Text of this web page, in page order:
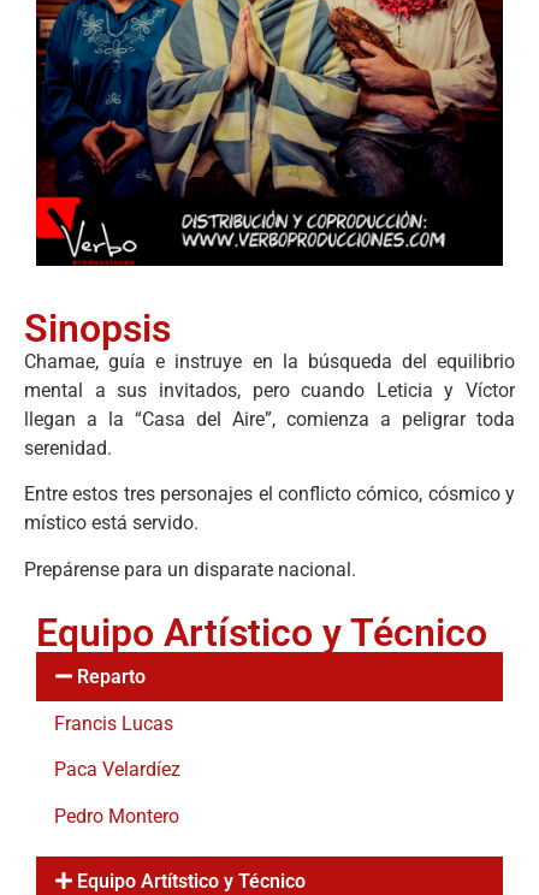
Sinopsis
Chamae, guía e instruye en la búsqueda del equilibrio
mental a sus invitados, pero cuando Leticia y Víctor
llegan a la “Casa del Aire”, comienza a peligrar toda
serenidad.
Entre estos tres personajes el conflicto cómico, cósmico y
místico está servido.
Prepárense para un disparate nacional.
Equipo Artístico y Técnico
Reparto
Francis Lucas
Paca Velardíez
Pedro Montero
Equipo Artítstico y Técnico